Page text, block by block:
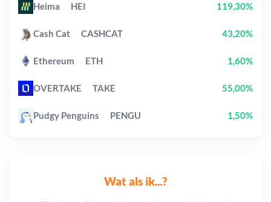
Wat als ik...?
Heima HEI 119,30%
Cash Cat CASHCAT 43,20%
Ethereum ETH 1,60%
OVERTAKE TAKE 55,00%
Pudgy Penguins PENGU 1,50%